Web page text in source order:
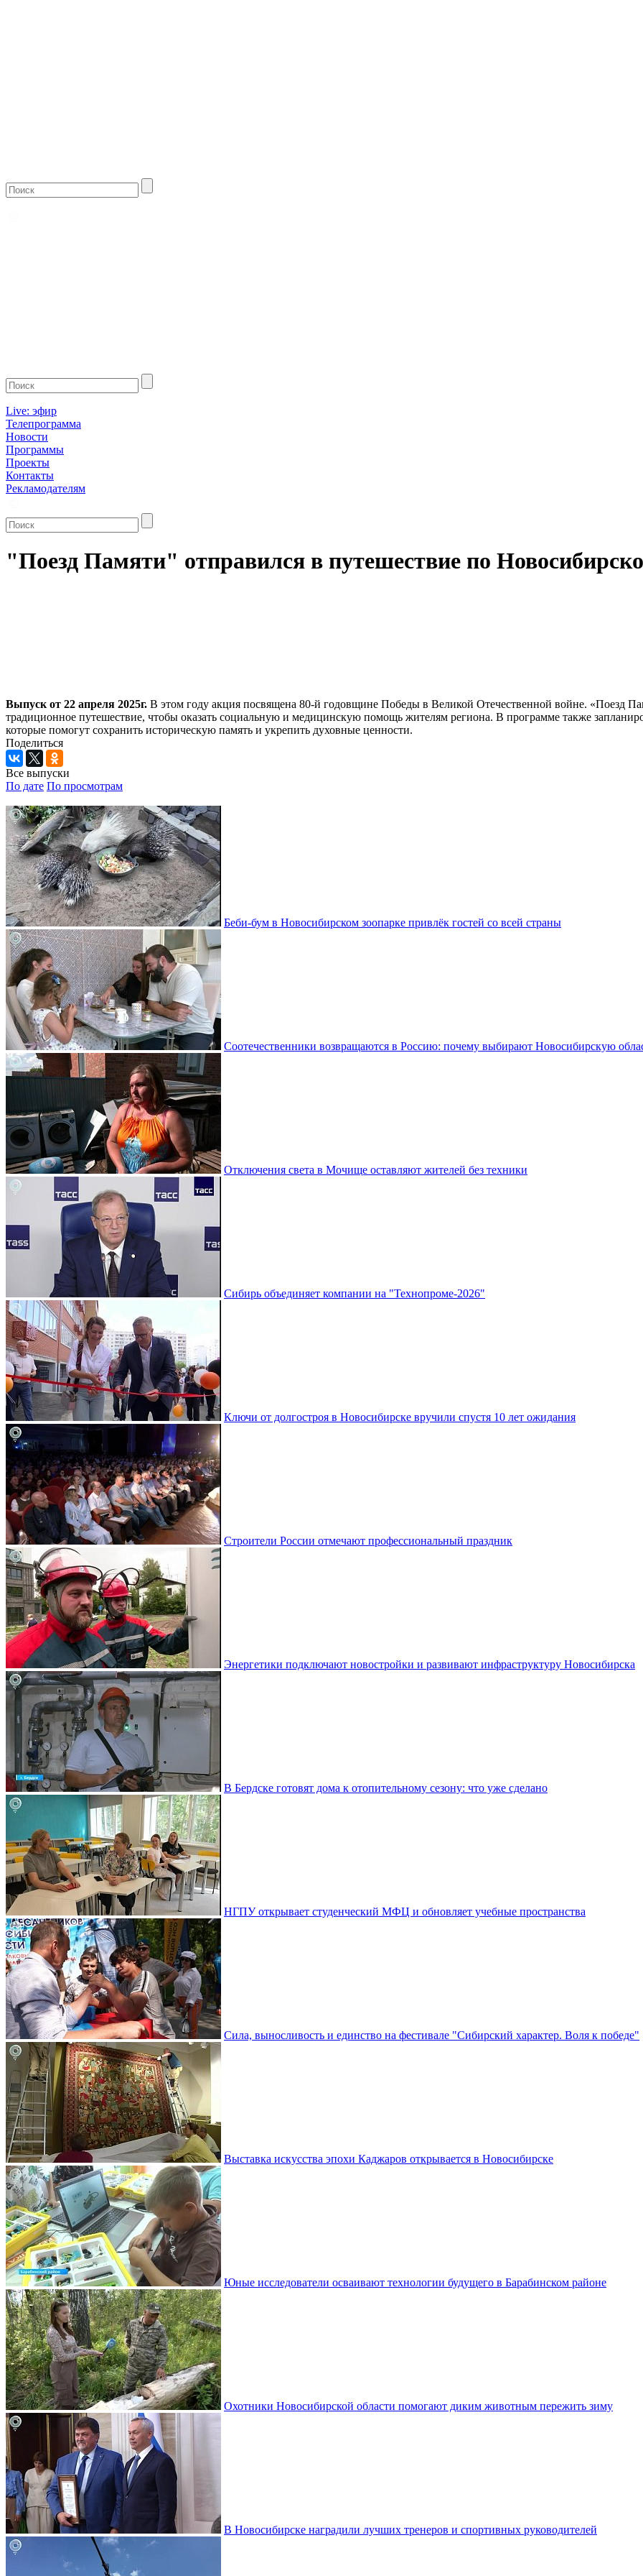
Live: эфир
Телепрограмма
Новости
Программы
Проекты
Контакты
Рекламодателям
"Поезд Памяти" отправился в путешествие по
Выпуск от 22 апреля 2025г. В этом году акция посвящена 80-й годовщине Победы в Великой Отечественной войне. «Поезд
традиционное путешествие, чтобы оказать социальную и медицинскую помощь жителям региона. В программе также
которые помогут сохранить историческую память и укрепить духовные ценности.
Поделиться
Все выпуски
По дате По просмотрам
Беби-бум в Новосибирском зоопарке привлёк гостей со всей страны
Соотечественники возвращаются в Россию: почему выбирают Новосибирскую
Отключения света в Мочище оставляют жителей без техники
Сибирь объединяет компании на "Технопроме-2026"
Ключи от долгостроя в Новосибирске вручили спустя 10 лет ожидания
Строители России отмечают профессиональный праздник
Энергетики подключают новостройки и развивают инфраструктуру Новосибирска
В Бердске готовят дома к отопительному сезону: что уже сделано
НГПУ открывает студенческий МФЦ и обновляет учебные пространства
Сила, выносливость и единство на фестивале "Сибирский характер. Воля к победе"
Выставка искусства эпохи Каджаров открывается в Новосибирске
Юные исследователи осваивают технологии будущего в Барабинском районе
Охотники Новосибирской области помогают диким животным пережить зиму
В Новосибирске наградили лучших тренеров и спортивных руководителей